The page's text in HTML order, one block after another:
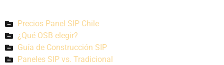
Precios Panel SIP Chile
¿Qué OSB elegir?
Guía de Construcción SIP
Paneles SIP vs. Tradicional